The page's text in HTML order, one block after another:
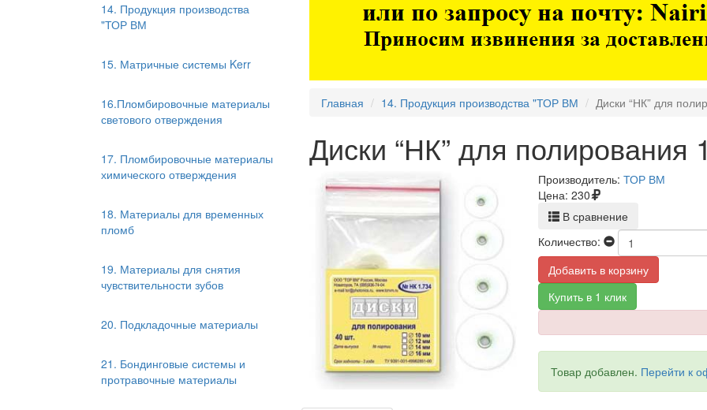
14. Продукция производства
"ТОР ВМ
15. Матричные системы Kerr
16.Пломбировочные материалы
светового отверждения
17. Пломбировочные материалы
химического отверждения
18. Материалы для временных
пломб
19. Материалы для снятия
чувствительности зубов
20. Подкладочные материалы
21. Бондинговые системы и
протравочные материалы
Главная 14. Продукция производства "ТОР ВМ Диски “НК” для
Диски “НК” для полирования
Производитель: ТОР ВМ
Цена: 230
В сравнение
Количество:
Добавить в корзину
Купить в 1 клик
Товар добавлен. Перейти к